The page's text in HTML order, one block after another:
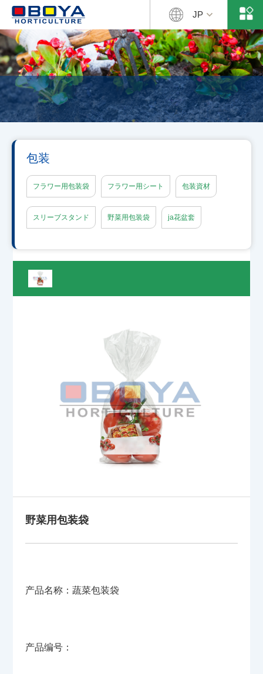
JP
包装
フラワー用包装袋 フラワー用シート 包装資材
スリーブスタンド 野菜用包装袋 ja花盆套
野菜用包装袋
产品名称：蔬菜包装袋
产品编号：